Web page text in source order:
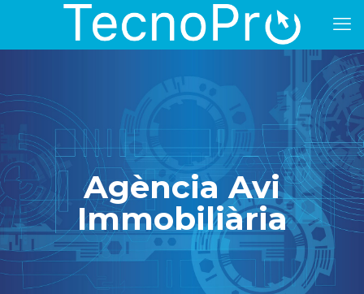
Agència Avi
Immobiliària